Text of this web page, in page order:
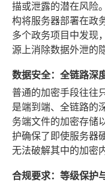
描或泄露的潜在风险
构将服务器部署在政
多个政务项目中发现
源上消除数据外泄的
数据安全：全链路深
普通的加密手段往往
是端到端、全链路的
务端文件的加密存储
护确保了即使服务器
无法破解其中的加密
合规要求：等级保护